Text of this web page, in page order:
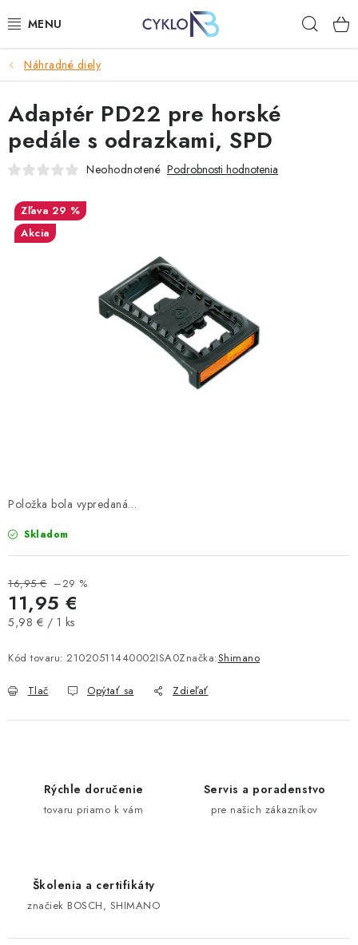
na
E-BIKE
BICYKLE
DOPLNKY
NÁHRADNÉ DIELY
Tabuľka veľkostí bicyklov
Návod SHIMANO
Návod BOSCH Návod PANASONIC
Náhradné diely
Položka bola vypredaná…
Skladom
16,95 € –29 %
11,95 €
Jednotková
5,98 € / 1 ks
Kód tovaru: 21020511440002ISA0Značka:Shimano
Tlač Opýtať sa Zdieľať
Adaptér PD22 pre horské
pedále s odrazkami, SPD
Neohodnotené Podrobnosti hodnotenia
29 %
Akcia
Rýchle doručenie
tovaru priamo k vám
Servis a poradenstvo
pre našich zákazníkov
Školenia a certifikáty
značiek BOSCH, SHIMANO